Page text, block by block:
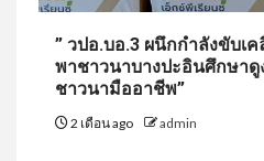
” วปอ.บอ.3 ผนึกกำลังขับเ
พาชาวนาบางปะอินศึกษาดู
ชาวนามืออาชีพ”
2 เดือน ago admin